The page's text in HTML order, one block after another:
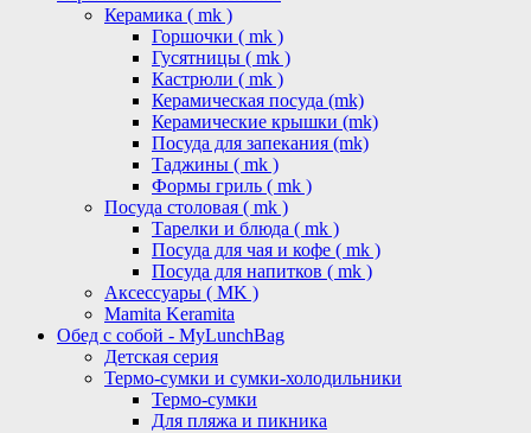
Керамика ( mk )
Горшочки ( mk )
Гусятницы ( mk )
Кастрюли ( mk )
Керамическая посуда (mk)
Керамические крышки (mk)
Посуда для запекания (mk)
Таджины ( mk )
Формы гриль ( mk )
Посуда столовая ( mk )
Тарелки и блюда ( mk )
Посуда для чая и кофе ( mk )
Посуда для напитков ( mk )
Аксессуары ( MK )
Mamita Keramita
Обед с собой - MyLunchBag
Детская серия
Термо-сумки и сумки-холодильники
Термо-сумки
Для пляжа и пикника